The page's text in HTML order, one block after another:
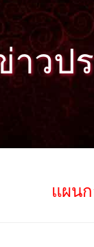
วป
แผน